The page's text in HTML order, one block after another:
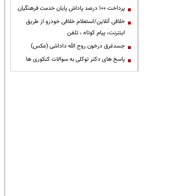
پرداخت ۱۰۰ درصد پاداش پایان خدمت فرهنگیان
خلافی آنلاین/استعلام خلافی خودرو از طریق
اینترنت، پیام کوتاه ، تلفن
جسدغرق درخون روح الله داداشی (عکس)
پاسخ های دکتر توکلی به سوالات کنکوری ها